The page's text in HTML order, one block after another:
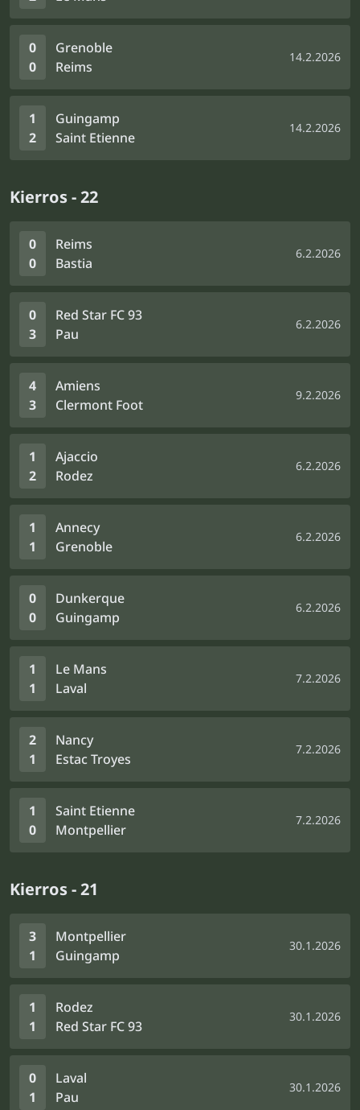
0
0
Grenoble
Reims
14.2.2026
1
2
Guingamp
Saint Etienne
14.2.2026
Kierros - 22
0
0
Reims
Bastia
6.2.2026
0
3
Red Star FC 93
Pau
6.2.2026
4
3
Amiens
Clermont Foot
9.2.2026
1
2
Ajaccio
Rodez
6.2.2026
1
1
Annecy
Grenoble
6.2.2026
0
0
Dunkerque
Guingamp
6.2.2026
1
1
Le Mans
Laval
7.2.2026
2
1
Nancy
Estac Troyes
7.2.2026
1
0
Saint Etienne
Montpellier
7.2.2026
Kierros - 21
3
1
Montpellier
Guingamp
30.1.2026
1
1
Rodez
Red Star FC 93
30.1.2026
0
1
Laval
Pau
30.1.2026